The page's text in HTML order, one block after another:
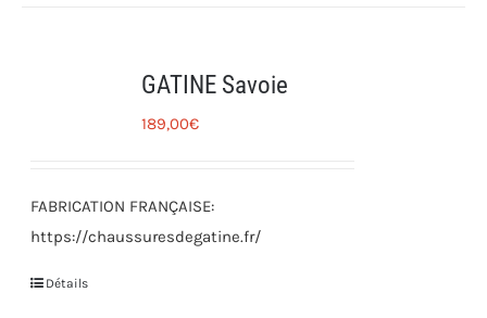
GATINE Savoie
189,00€
FABRICATION FRANÇAISE:
https://chaussuresdegatine.fr/
Détails